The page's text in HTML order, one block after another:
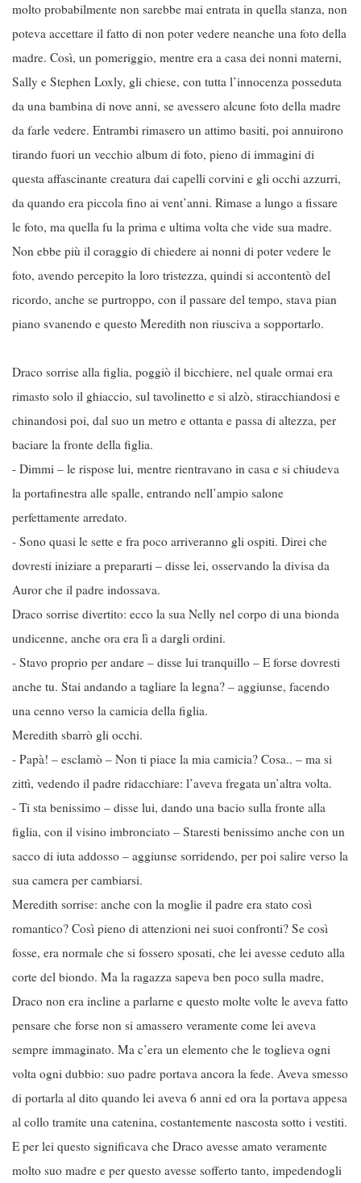
molto probabilmente non sarebbe mai entrata in quella stanza, non
poteva accettare il fatto di non poter vedere neanche una foto della
madre. Così, un pomeriggio, mentre era a casa dei nonni materni,
Sally e Stephen Loxly, gli chiese, con tutta l’innocenza posseduta
da una bambina di nove anni, se avessero alcune foto della madre
da farle vedere. Entrambi rimasero un attimo basiti, poi annuirono
tirando fuori un vecchio album di foto, pieno di immagini di
questa affascinante creatura dai capelli corvini e gli occhi azzurri,
da quando era piccola fino ai vent’anni. Rimase a lungo a fissare
le foto, ma quella fu la prima e ultima volta che vide sua madre.
Non ebbe più il coraggio di chiedere ai nonni di poter vedere le
foto, avendo percepito la loro tristezza, quindi si accontentò del
ricordo, anche se purtroppo, con il passare del tempo, stava pian
piano svanendo e questo Meredith non riusciva a sopportarlo.
Draco sorrise alla figlia, poggiò il bicchiere, nel quale ormai era
rimasto solo il ghiaccio, sul tavolinetto e si alzò, stiracchiandosi e
chinandosi poi, dal suo un metro e ottanta e passa di altezza, per
baciare la fronte della figlia.
- Dimmi – le rispose lui, mentre rientravano in casa e si chiudeva
la portafinestra alle spalle, entrando nell’ampio salone
perfettamente arredato.
- Sono quasi le sette e fra poco arriveranno gli ospiti. Direi che
dovresti iniziare a prepararti – disse lei, osservando la divisa da
Auror che il padre indossava.
Draco sorrise divertito: ecco la sua Nelly nel corpo di una bionda
undicenne, anche ora era lì a dargli ordini.
- Stavo proprio per andare – disse lui tranquillo – E forse dovresti
anche tu. Stai andando a tagliare la legna? – aggiunse, facendo
una cenno verso la camicia della figlia.
Meredith sbarrò gli occhi.
- Papà! – esclamò – Non ti piace la mia camicia? Cosa.. – ma si
zittì, vedendo il padre ridacchiare: l’aveva fregata un’altra volta.
- Ti sta benissimo – disse lui, dando una bacio sulla fronte alla
figlia, con il visino imbronciato – Staresti benissimo anche con un
sacco di iuta addosso – aggiunse sorridendo, per poi salire verso la
sua camera per cambiarsi.
Meredith sorrise: anche con la moglie il padre era stato così
romantico? Così pieno di attenzioni nei suoi confronti? Se così
fosse, era normale che si fossero sposati, che lei avesse ceduto alla
corte del biondo. Ma la ragazza sapeva ben poco sulla madre,
Draco non era incline a parlarne e questo molte volte le aveva fatto
pensare che forse non si amassero veramente come lei aveva
sempre immaginato. Ma c’era un elemento che le toglieva ogni
volta ogni dubbio: suo padre portava ancora la fede. Aveva smesso
di portarla al dito quando lei aveva 6 anni ed ora la portava appesa
al collo tramite una catenina, costantemente nascosta sotto i vestiti.
E per lei questo significava che Draco avesse amato veramente
molto suo madre e per questo avesse sofferto tanto, impedendogli